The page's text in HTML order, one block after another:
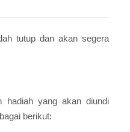
tutup dan akan segera
hadiah yang akan diundi
berikut: